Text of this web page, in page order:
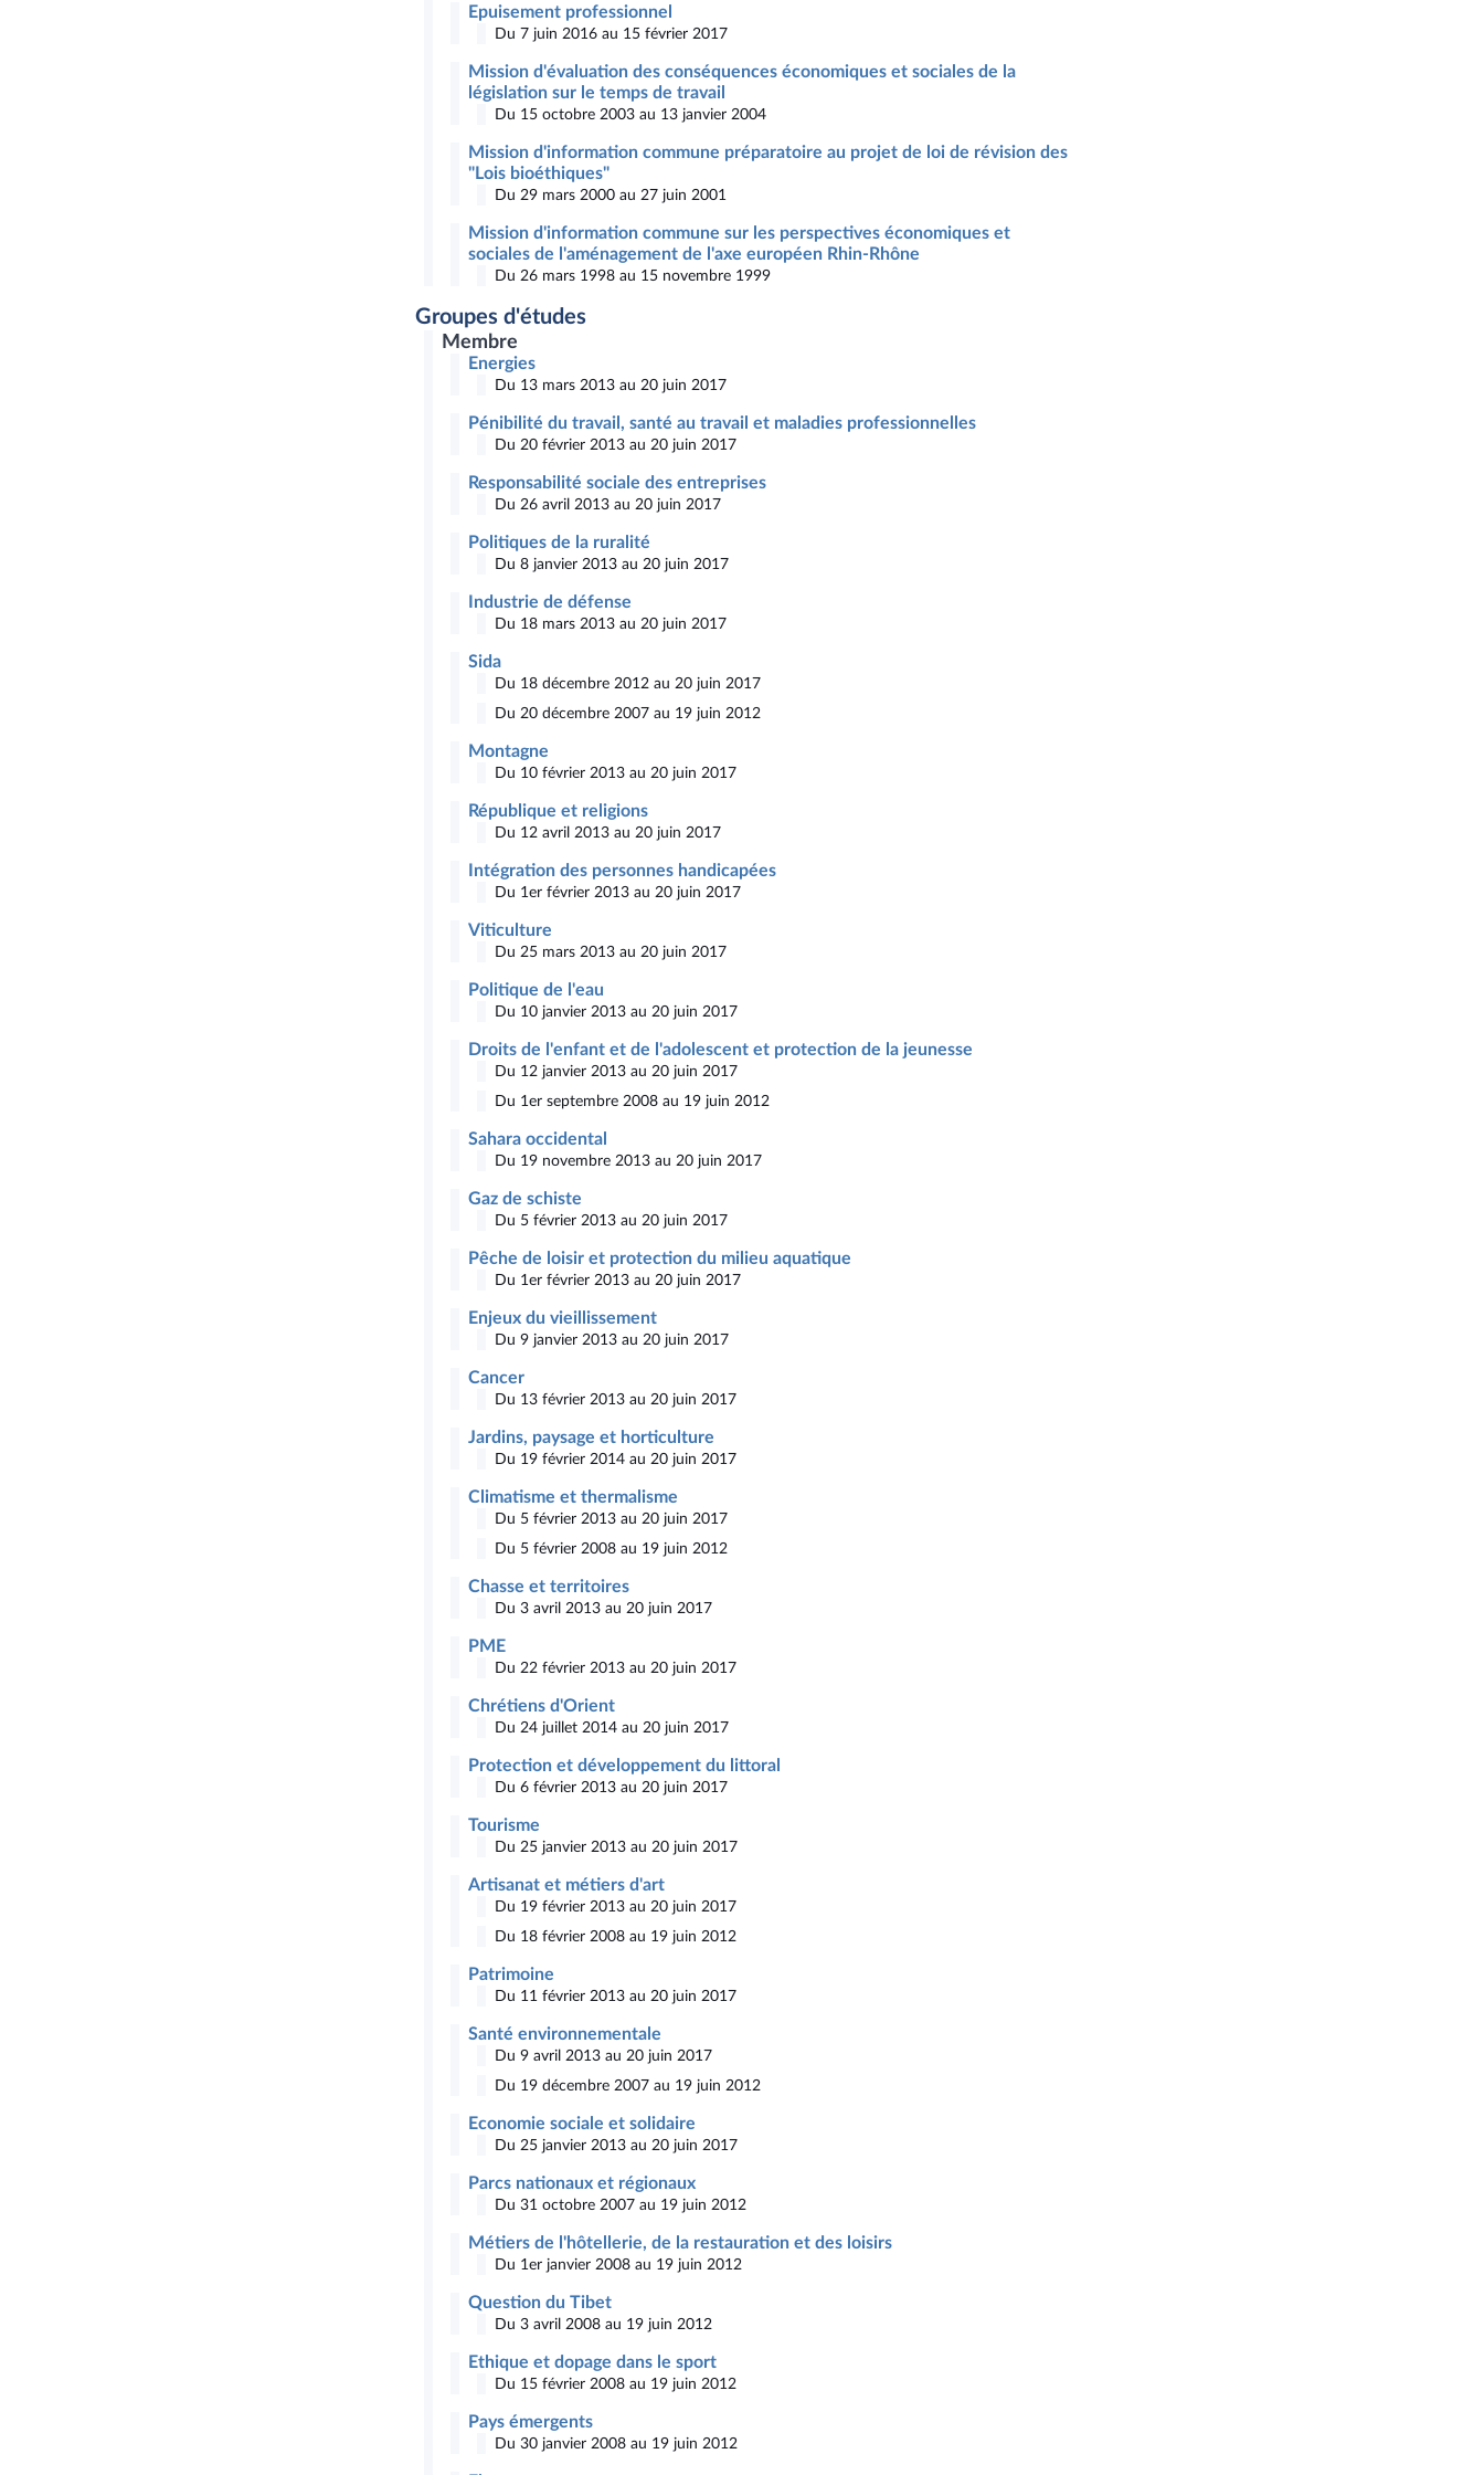
Epuisement professionnel
Du 7 juin 2016 au 15 février 2017
Mission d'évaluation des conséquences économiques et sociales de la
législation sur le temps de travail
Du 15 octobre 2003 au 13 janvier 2004
Mission d'information commune préparatoire au projet de loi de révision des
"Lois bioéthiques"
Du 29 mars 2000 au 27 juin 2001
Mission d'information commune sur les perspectives économiques et
sociales de l'aménagement de l'axe européen Rhin-Rhône
Du 26 mars 1998 au 15 novembre 1999
Groupes d'études
Membre
Energies
Du 13 mars 2013 au 20 juin 2017
Pénibilité du travail, santé au travail et maladies professionnelles
Du 20 février 2013 au 20 juin 2017
Responsabilité sociale des entreprises
Du 26 avril 2013 au 20 juin 2017
Politiques de la ruralité
Du 8 janvier 2013 au 20 juin 2017
Industrie de défense
Du 18 mars 2013 au 20 juin 2017
Sida
Du 18 décembre 2012 au 20 juin 2017
Du 20 décembre 2007 au 19 juin 2012
Montagne
Du 10 février 2013 au 20 juin 2017
République et religions
Du 12 avril 2013 au 20 juin 2017
Intégration des personnes handicapées
Du 1er février 2013 au 20 juin 2017
Viticulture
Du 25 mars 2013 au 20 juin 2017
Politique de l'eau
Du 10 janvier 2013 au 20 juin 2017
Droits de l'enfant et de l'adolescent et protection de la jeunesse
Du 12 janvier 2013 au 20 juin 2017
Du 1er septembre 2008 au 19 juin 2012
Sahara occidental
Du 19 novembre 2013 au 20 juin 2017
Gaz de schiste
Du 5 février 2013 au 20 juin 2017
Pêche de loisir et protection du milieu aquatique
Du 1er février 2013 au 20 juin 2017
Enjeux du vieillissement
Du 9 janvier 2013 au 20 juin 2017
Cancer
Du 13 février 2013 au 20 juin 2017
Jardins, paysage et horticulture
Du 19 février 2014 au 20 juin 2017
Climatisme et thermalisme
Du 5 février 2013 au 20 juin 2017
Du 5 février 2008 au 19 juin 2012
Chasse et territoires
Du 3 avril 2013 au 20 juin 2017
PME
Du 22 février 2013 au 20 juin 2017
Chrétiens d'Orient
Du 24 juillet 2014 au 20 juin 2017
Protection et développement du littoral
Du 6 février 2013 au 20 juin 2017
Tourisme
Du 25 janvier 2013 au 20 juin 2017
Artisanat et métiers d'art
Du 19 février 2013 au 20 juin 2017
Du 18 février 2008 au 19 juin 2012
Patrimoine
Du 11 février 2013 au 20 juin 2017
Santé environnementale
Du 9 avril 2013 au 20 juin 2017
Du 19 décembre 2007 au 19 juin 2012
Economie sociale et solidaire
Du 25 janvier 2013 au 20 juin 2017
Parcs nationaux et régionaux
Du 31 octobre 2007 au 19 juin 2012
Métiers de l'hôtellerie, de la restauration et des loisirs
Du 1er janvier 2008 au 19 juin 2012
Question du Tibet
Du 3 avril 2008 au 19 juin 2012
Ethique et dopage dans le sport
Du 15 février 2008 au 19 juin 2012
Pays émergents
Du 30 janvier 2008 au 19 juin 2012